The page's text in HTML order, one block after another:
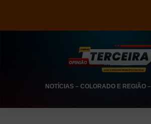
NOTÍCIAS– COLORADO E REGIÃO–